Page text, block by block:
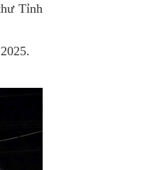
Tỉnh